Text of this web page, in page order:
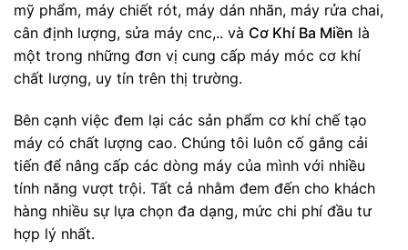
mỹ phẩm, máy chiết rót, máy dán nhãn, máy rửa chai,
cân định lượng, sửa máy cnc,.. và Cơ Khí Ba Miền là
một trong những đơn vị cung cấp máy móc cơ khí
chất lượng, uy tín trên thị trường.
Bên cạnh việc đem lại các sản phẩm cơ khí chế tạo
máy có chất lượng cao. Chúng tôi luôn cố gắng cải
tiến để nâng cấp các dòng máy của mình với nhiều
tính năng vượt trội. Tất cả nhằm đem đến cho khách
hàng nhiều sự lựa chọn đa dạng, mức chi phí đầu tư
hợp lý nhất.